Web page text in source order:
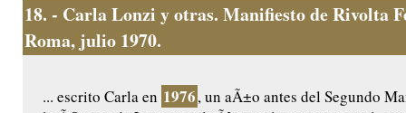
18. - Carla Lonzi y otras. Manifiesto de Rivolta
Roma, julio 1970.
... escrito Carla en 1976, un aÃ±o antes del Segundo